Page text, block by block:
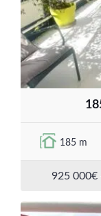
185 m
925 000€